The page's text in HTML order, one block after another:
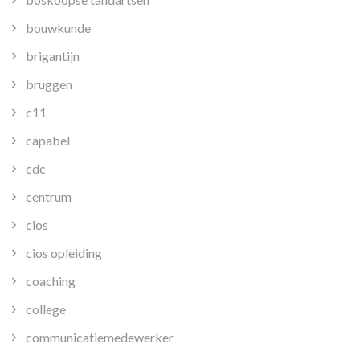
bouwkunde
brigantijn
bruggen
c11
capabel
cdc
centrum
cios
cios opleiding
coaching
college
communicatiemedewerker